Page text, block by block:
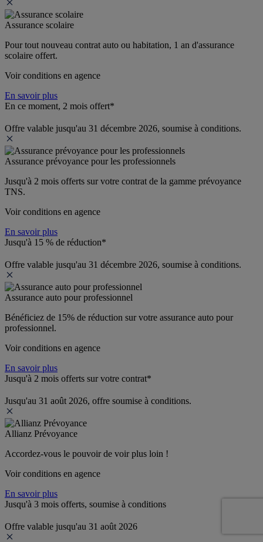
Assurance scolaire
Pour tout nouveau contrat auto ou habitation, 1 an d'assurance
scolaire offert.
Voir conditions en agence
En savoir plus
En ce moment, 2 mois offert*
Offre valable jusqu'au 31 décembre 2026, soumise à conditions.
Assurance prévoyance pour les professionnels
Jusqu'à 2 mois offerts sur votre contrat de la gamme prévoyance
TNS.
Voir conditions en agence
En savoir plus
Jusqu'à 15 % de réduction*
Offre valable jusqu'au 31 décembre 2026, soumise à conditions.
Assurance auto pour professionnel
Bénéficiez de 15% de réduction sur votre assurance auto pour
professionnel.
Voir conditions en agence
En savoir plus
Jusqu'à 2 mois offerts sur votre contrat*
Jusqu'au 31 août 2026, offre soumise à conditions.
Allianz Prévoyance
Accordez-vous le pouvoir de voir plus loin !
Voir conditions en agence
En savoir plus
Jusqu'à 3 mois offerts, soumise à conditions
Offre valable jusqu'au 31 août 2026